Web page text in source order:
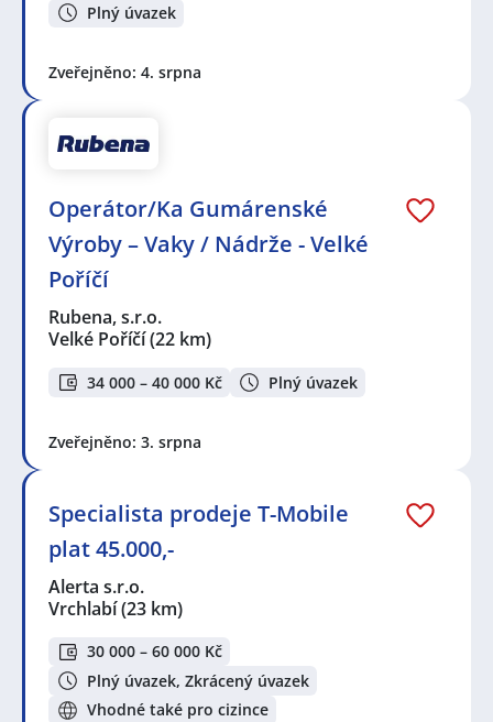
Plný úvazek
Zveřejněno: 4. srpna
Operátor/Ka Gumárenské
Výroby – Vaky / Nádrže - Velké
Poříčí
Rubena, s.r.o.
Velké Poříčí(22 km)
34 000 – 40 000 Kč Plný úvazek
Zveřejněno: 3. srpna
Specialista prodeje T-Mobile
plat 45.000,-
Alerta s.r.o.
Vrchlabí(23 km)
30 000 – 60 000 Kč
Plný úvazek, Zkrácený úvazek
Vhodné také pro cizince